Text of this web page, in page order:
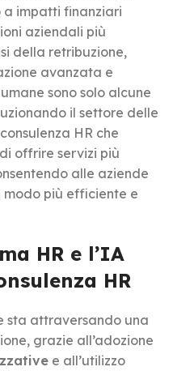
a impatti finanziari
aziendali più
della retribuzione,
avanzata e
sono solo alcune
il settore delle
HR che
offrire servizi più
alle aziende
modo più efficiente e
HR e l’IA
HR
sta attraversando una
grazie all’adozione
e all’utilizzo